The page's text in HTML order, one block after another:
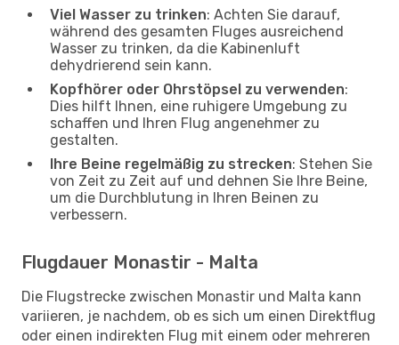
Viel Wasser zu trinken: Achten Sie darauf,
während des gesamten Fluges ausreichend
Wasser zu trinken, da die Kabinenluft
dehydrierend sein kann.
Kopfhörer oder Ohrstöpsel zu verwenden:
Dies hilft Ihnen, eine ruhigere Umgebung zu
schaffen und Ihren Flug angenehmer zu
gestalten.
Ihre Beine regelmäßig zu strecken: Stehen Sie
von Zeit zu Zeit auf und dehnen Sie Ihre Beine,
um die Durchblutung in Ihren Beinen zu
verbessern.
Flugdauer Monastir - Malta
Die Flugstrecke zwischen Monastir und Malta kann
variieren, je nachdem, ob es sich um einen Direktflug
oder einen indirekten Flug mit einem oder mehreren